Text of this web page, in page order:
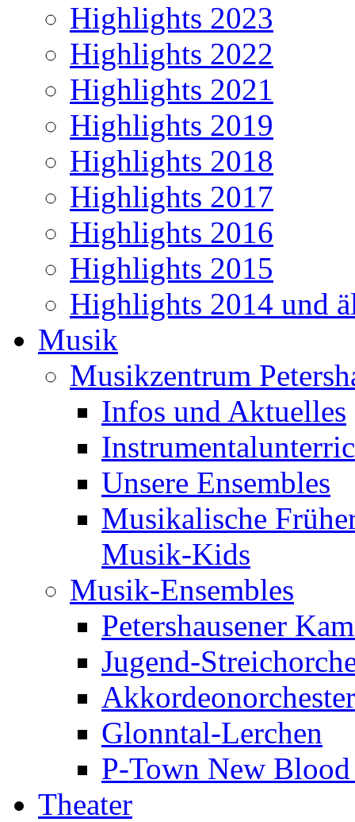
Highlights 2023
Highlights 2022
Highlights 2021
Highlights 2019
Highlights 2018
Highlights 2017
Highlights 2016
Highlights 2015
Highlights 2014 und
Musik
Musikzentrum
Infos und Aktuelles
Unsere Ensembles
Musikalische
Musik-Kids
Musik-Ensembles
Petershausener
Jugend-
Glonntal-Lerchen
P-Town New Blood
Theater